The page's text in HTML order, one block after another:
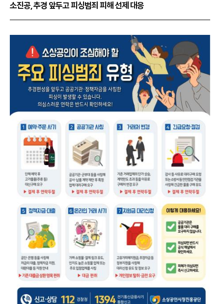
소진공, 추경 앞두고 피싱범죄 피해 선제 대응